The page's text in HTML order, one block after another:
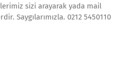
sizi arayarak yada mail
Saygılarımızla. 0212 5450110